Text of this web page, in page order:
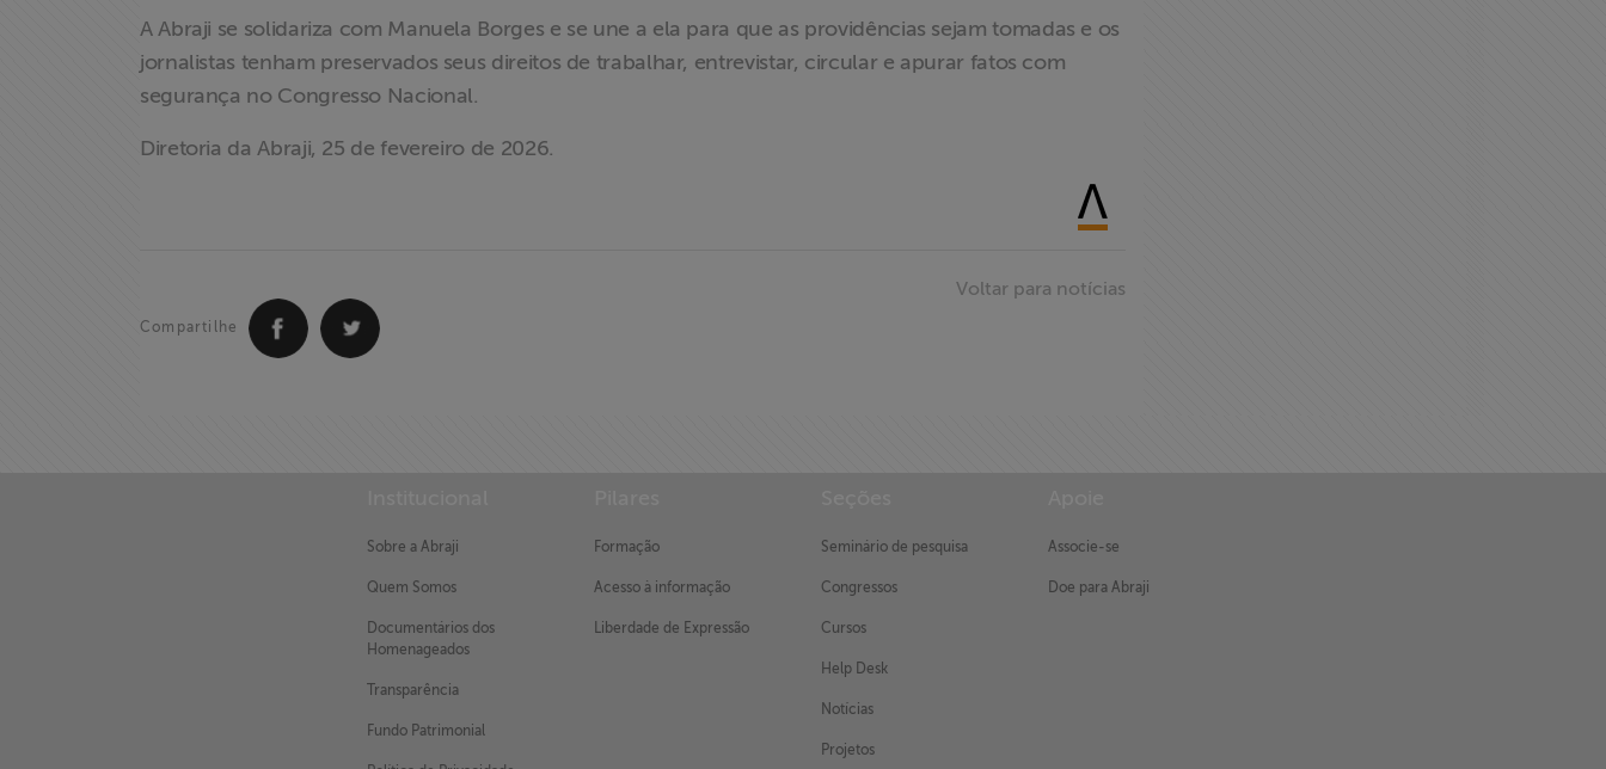
>> Conteúdo
exclusivo para
A Abraji se solidariza com Manuela Borges e se une a ela para que as providências sejam tomadas e os
jornalistas tenham preservados seus direitos de trabalhar, entrevistar, circular e apurar fatos com
segurança no Congresso Nacional.
Diretoria da Abraji, 25 de fevereiro de 2026.
Compartilhe
Voltar para notícias
Sobre a Abraji
Quem Somos
Documentários dos
Homenageados
Transparência
Fundo Patrimonial
Formação
Acesso à informação
Liberdade de Expressão
Seminário de pesquisa
Congressos
Cursos
Help Desk
Notícias
Projetos
Associe-se
Doe para Abraji